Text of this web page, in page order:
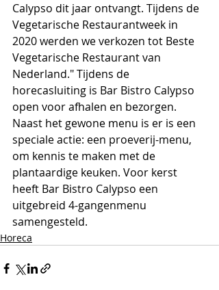
Calypso dit jaar ontvangt. Tijdens de
Vegetarische Restaurantweek in
2020 werden we verkozen tot Beste
Vegetarische Restaurant van
Nederland." Tijdens de
horecasluiting is Bar Bistro Calypso
open voor afhalen en bezorgen.
Naast het gewone menu is er is een
speciale actie: een proeverij-menu,
om kennis te maken met de
plantaardige keuken. Voor kerst
heeft Bar Bistro Calypso een
uitgebreid 4-gangenmenu
samengesteld.
Horeca